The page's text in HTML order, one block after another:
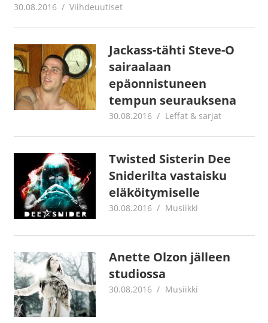
30.08.2016 Juha Kaunisto
Viihdeuutiset
Jackass-tähti Steve-O
sairaalaan
epäonnistuneen
tempun seurauksena
30.08.2016 Juha Kaunisto
Leffat & sarjat
Twisted Sisterin Dee
Sniderilta vastaisku
eläköitymiselle
30.08.2016 Juha Kaunisto
Musiikki
Anette Olzon jälleen
studiossa
30.08.2016 Juha Kaunisto
Musiikki